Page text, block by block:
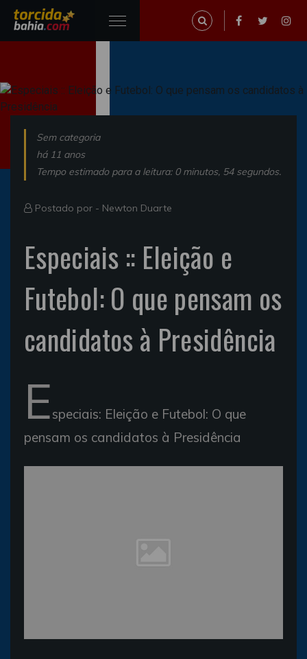
Sem categoria
há 11 anos
Tempo estimado para a leitura: 0 minutos, 54 segundos.
Postado por - Newton Duarte
Especiais :: Eleição e
Futebol: O que pensam os
candidatos à Presidência
Especiais: Eleição e Futebol: O que
pensam os candidatos à Presidência